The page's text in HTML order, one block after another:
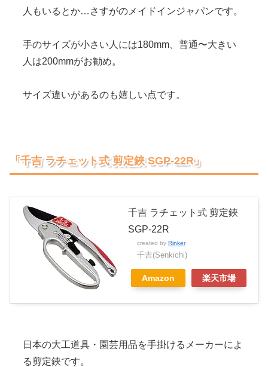
人もいるとか…さすがのメイドインジャパンです。
手のサイズが小さい人には180mm、普通〜大きい
人は200mmがお勧め。
サイズ違いがあるのも嬉しい点です。
「千吉 ラチェット式 剪定鋏 SGP-22R」
千吉 ラチェット式 剪定鋏
SGP-22R
created by Rinker
千吉(Senkichi)
Amazon 楽天市場
日本の大工道具・園芸用品を手掛けるメーカーによ
る剪定鋏です。